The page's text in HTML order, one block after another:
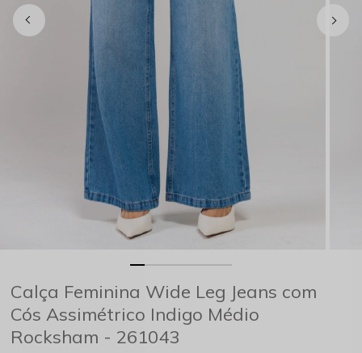
Calça Feminina Wide Leg Jeans com
Cós Assimétrico Indigo Médio
Rocksham - 261043